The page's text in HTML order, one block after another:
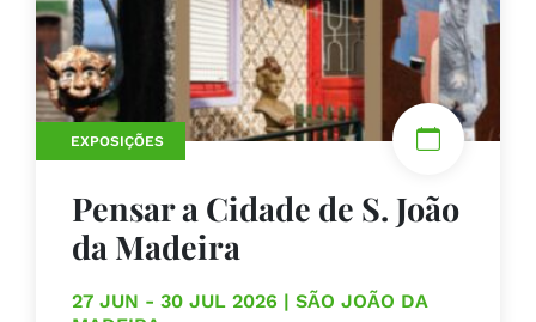
EXPOSIÇÕES
Pensar a Cidade de S. João
da Madeira
27 JUN - 30 JUL 2026 | SÃO JOÃO DA